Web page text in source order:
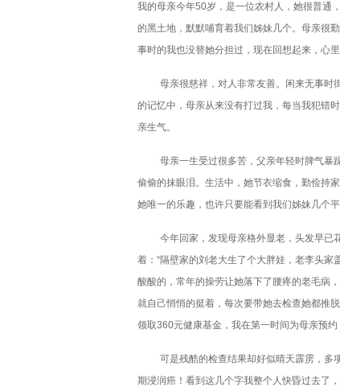
我的母亲今年50岁，是一位农村人，她很普通
的黑土地，默默哺育着我们姊妹几个。母亲很
事时的我也没替她分担过，现在回想起来，心里
母亲很慈祥，对人非常友善。闲来无事时
的记忆中，母亲从来没有打过我，每当我犯错
亲生气。
母亲一生受过很多苦，父亲年轻时脾气暴
偷偷的抹眼泪。生活中，她节衣缩食，勤俭持
她唯一的乐趣，也许只要能看到我们姊妹几个
今年回家，发现母亲格外显老，头发早已
着：“隔壁家的刘老大生了个大胖娃，老李头
酸酸的，常年的操劳让她落下了腰疼的老毛病
就自己悄悄的挺着，每次要带她去检查她都推
领取360元健康基金，我在第一时间为母亲预
可是残酷的检查结果却好似晴天霹雳，多
期浸润癌！看到这几个字我整个人快昏过去了